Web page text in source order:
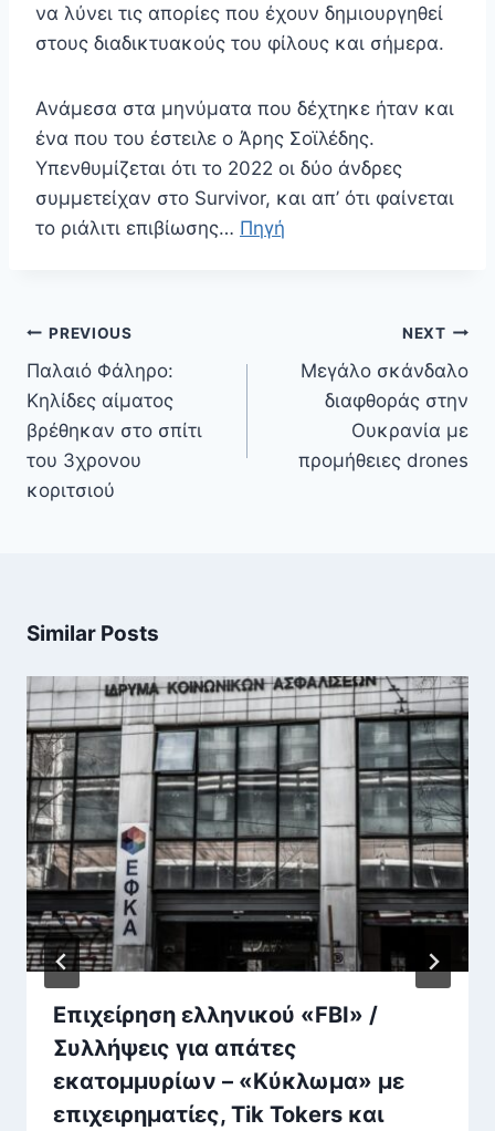
να λύνει τις απορίες που έχουν δημιουργηθεί
στους διαδικτυακούς του φίλους και σήμερα.
Ανάμεσα στα μηνύματα που δέχτηκε ήταν και
ένα που του έστειλε ο Άρης Σοϊλέδης.
Υπενθυμίζεται ότι το 2022 οι δύο άνδρες
συμμετείχαν στο Survivor, και απ’ ότι φαίνεται
το ριάλιτι επιβίωσης… Πηγή
Πλοήγηση
άρθρων
PREVIOUS
Παλαιό Φάληρο:
Κηλίδες αίματος
βρέθηκαν στο σπίτι
του 3χρονου
κοριτσιού
NEXT
Μεγάλο σκάνδαλο
διαφθοράς στην
Ουκρανία με
προμήθειες drones
Similar Posts
Επιχείρηση ελληνικού «FBI» /
Συλλήψεις για απάτες
εκατομμυρίων – «Κύκλωμα» με
επιχειρηματίες, Tik Tokers και